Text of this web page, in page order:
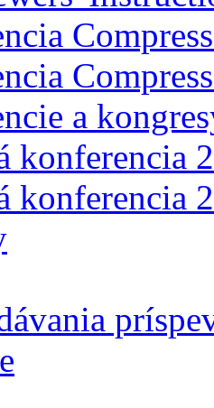
a
konferencia
konferencia